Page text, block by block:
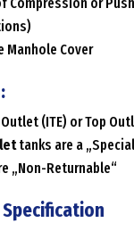
Manhole Cover
(ITE) or Top
tanks are a
„Non-Returnable“